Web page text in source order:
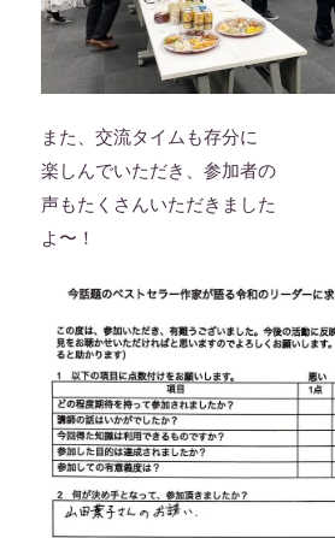
また、交流タイムも存分に
楽しんでいただき、参加者の
声もたくさんいただきました
よ〜！